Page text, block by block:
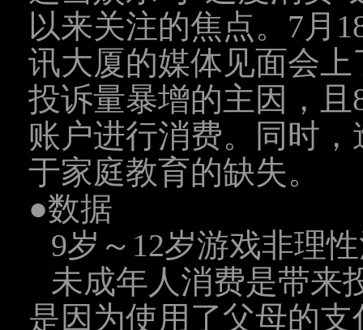
以来关注的焦点。7月
讯大厦的媒体见面会
投诉量暴增的主因，
账户进行消费。同时
于家庭教育的缺失。
●数据
9岁～12岁游戏非理
未成年人消费是带来
是因为使用了父母的